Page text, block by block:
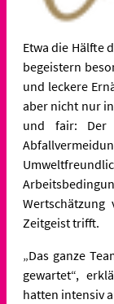
Etwa die Hälfte
begeistern
und leckere
aber nicht nur
und fair: Der
Zeitgeist trifft.
„Das ganze
gewartet“,
hatten intensiv